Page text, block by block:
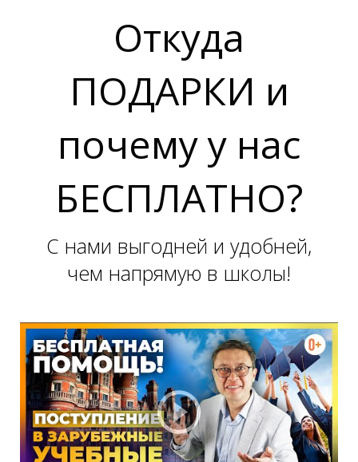
Б
Откуда
ПОДАРКИ и
почему у нас
БЕСПЛАТНО?
С нами выгодней и удобней,
чем напрямую в школы!